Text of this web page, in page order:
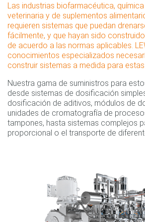
Las industrias biofarmacéutica,
veterinaria y de suplementos
requieren sistemas que puedan
fácilmente, y que hayan sido
de acuerdo a las normas aplicables.
conocimientos especializados
construir sistemas a medida para
Nuestra gama de suministros para
desde sistemas de dosificación
dosificación de aditivos, módulos de
unidades de cromatografía de
tampones, hasta sistemas complejos
proporcional o el transporte de